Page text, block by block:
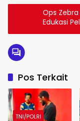
Ops Zebra
Edukasi
Pos Terkait
TNI/POLRI